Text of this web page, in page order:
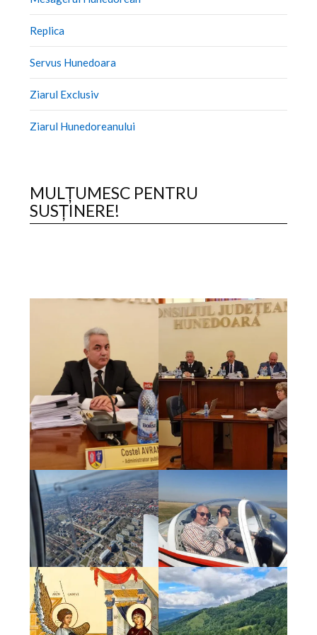
Replica
Servus Hunedoara
Ziarul Exclusiv
Ziarul Hunedoreanului
MULȚUMESC PENTRU
SUSȚINERE!